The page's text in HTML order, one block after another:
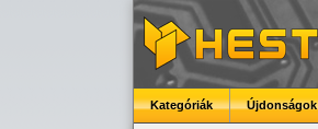
Kategóriák Újdonságok